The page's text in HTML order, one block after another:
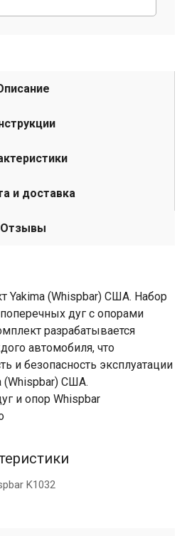
и доставка
Отзывы
Yakima (Whispbar) США. Набор
дуг с опорами
разрабатывается
автомобиля, что
и безопасность эксплуатации
(Whispbar) США.
и опор Whispbar
K1032